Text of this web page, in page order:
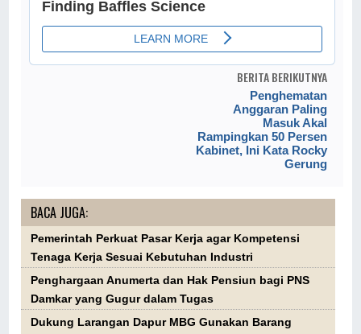
BERITA BERIKUTNYA
Penghematan
Anggaran Paling
Masuk Akal
Rampingkan 50 Persen
Kabinet, Ini Kata Rocky
Gerung
BACA JUGA:
Pemerintah Perkuat Pasar Kerja agar Kompetensi
Tenaga Kerja Sesuai Kebutuhan Industri
Penghargaan Anumerta dan Hak Pensiun bagi PNS
Damkar yang Gugur dalam Tugas
Dukung Larangan Dapur MBG Gunakan Barang